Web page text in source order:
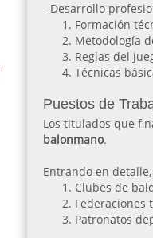
- Desarrollo
Formación
Metodología
Reglas del
Técnicas
Puestos de
Los titulados que
balonmano.
Entrando en
Clubes de
Patronatos